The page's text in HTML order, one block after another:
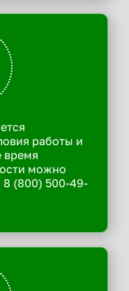
работы и
время
можно
8 (800) 500-49-